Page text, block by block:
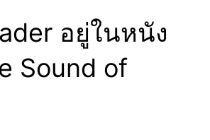
อยู่ในหนัง
Sound of